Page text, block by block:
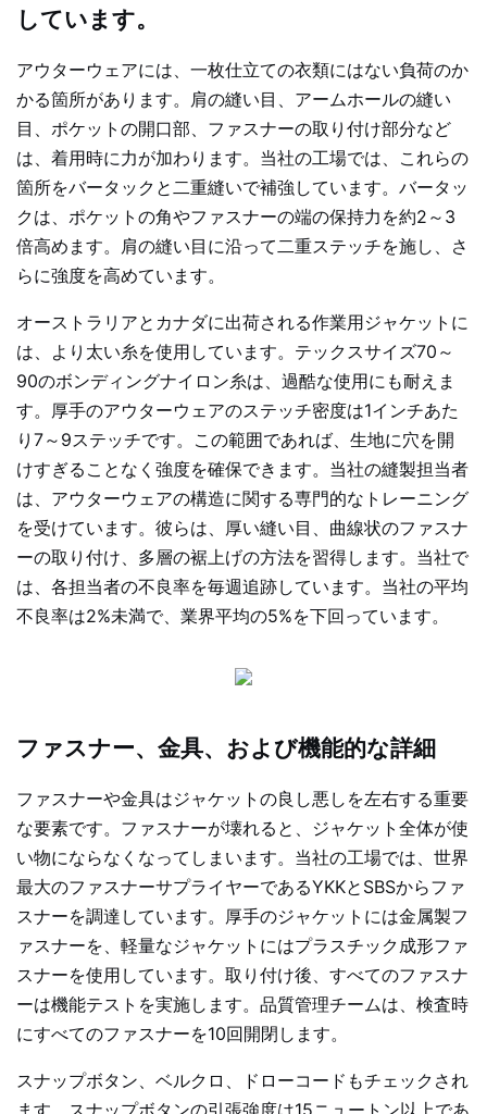
しています。
アウターウェアには、一枚仕立ての衣類にはない負荷のか
かる箇所があります。肩の縫い目、アームホールの縫い
目、ポケットの開口部、ファスナーの取り付け部分など
は、着用時に力が加わります。当社の工場では、これらの
箇所をバータックと二重縫いで補強しています。バータッ
クは、ポケットの角やファスナーの端の保持力を約2～3
倍高めます。肩の縫い目に沿って二重ステッチを施し、さ
らに強度を高めています。
オーストラリアとカナダに出荷される作業用ジャケットに
は、より太い糸を使用しています。テックスサイズ70～
90のボンディングナイロン糸は、過酷な使用にも耐えま
す。厚手のアウターウェアのステッチ密度は1インチあた
り7～9ステッチです。この範囲であれば、生地に穴を開
けすぎることなく強度を確保できます。当社の縫製担当者
は、アウターウェアの構造に関する専門的なトレーニング
を受けています。彼らは、厚い縫い目、曲線状のファスナ
ーの取り付け、多層の裾上げの方法を習得します。当社で
は、各担当者の不良率を毎週追跡しています。当社の平均
不良率は2%未満で、業界平均の5%を下回っています。
ファスナー、金具、および機能的な詳細
ファスナーや金具はジャケットの良し悪しを左右する重要
な要素です。ファスナーが壊れると、ジャケット全体が使
い物にならなくなってしまいます。当社の工場では、世界
最大のファスナーサプライヤーであるYKKとSBSからファ
スナーを調達しています。厚手のジャケットには金属製フ
ァスナーを、軽量なジャケットにはプラスチック成形ファ
スナーを使用しています。取り付け後、すべてのファスナ
ーは機能テストを実施します。品質管理チームは、検査時
にすべてのファスナーを10回開閉します。
スナップボタン、ベルクロ、ドローコードもチェックされ
ます。スナップボタンの引張強度は15ニュートン以上であ